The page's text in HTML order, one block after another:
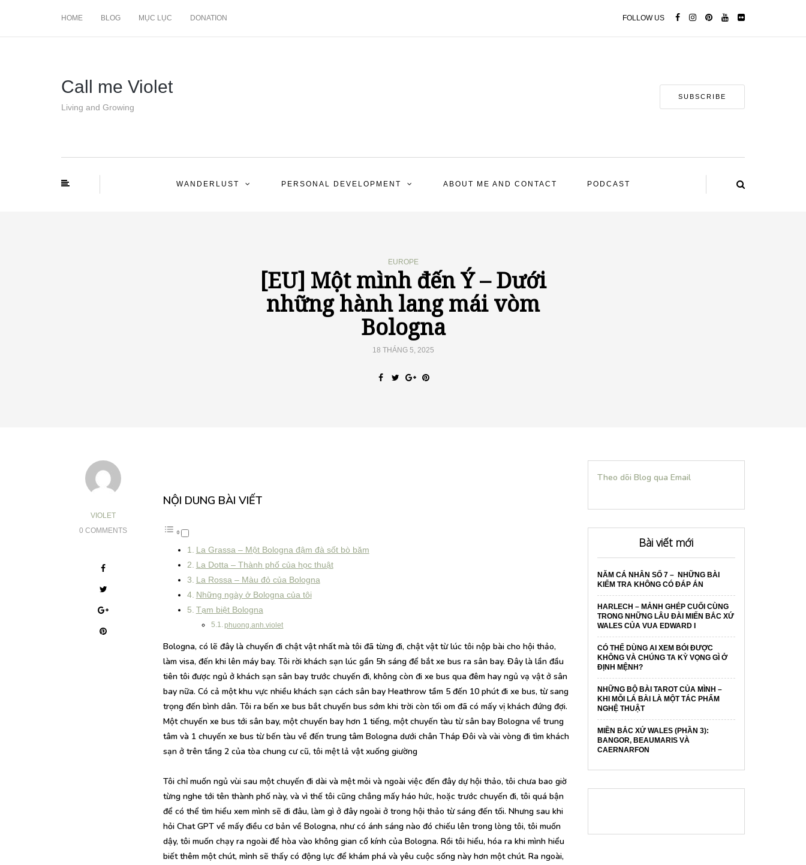
HOME BLOG MỤC LỤC DONATION FOLLOW US
Call me Violet
Living and Growing
SUBSCRIBE
WANDERLUST PERSONAL DEVELOPMENT ABOUT ME AND CONTACT PODCAST
EUROPE
[EU] Một mình đến Ý – Dưới
những hành lang mái vòm
Bologna
18 THÁNG 5, 2025
VIOLET
0 COMMENTS
NỘI DUNG BÀI VIẾT
La Grassa – Một Bologna đậm đà sốt bò băm
La Dotta – Thành phố của học thuật
La Rossa – Màu đỏ của Bologna
Những ngày ở Bologna của tôi
Tạm biệt Bologna
phuong.anh.violet
Bologna, có lẽ đây là chuyến đi chật vật nhất mà tôi đã từng đi, chật vật từ lúc tôi nộp bài cho hội thảo,
làm visa, đến khi lên máy bay. Tôi rời khách sạn lúc gần 5h sáng để bắt xe bus ra sân bay. Đây là lần đầu
tiên tôi được ngủ ở khách sạn sân bay trước chuyến đi, không còn đi xe bus qua đêm hay ngủ vạ vật ở sân
bay nữa. Có cả một khu vực nhiều khách sạn cách sân bay Heathrow tầm 5 đến 10 phút đi xe bus, từ sang
trọng đến bình dân. Tôi ra bến xe bus bắt chuyến bus sớm khi trời còn tối om đã có mấy vị khách đứng đợi.
Một chuyến xe bus tới sân bay, một chuyến bay hơn 1 tiếng, một chuyến tàu từ sân bay Bologna về trung
tâm và 1 chuyến xe bus từ bến tàu về đến trung tâm Bologna dưới chân Tháp Đôi và vài vòng đi tìm khách
sạn ở trên tầng 2 của tòa chung cư cũ, tôi mệt lả vật xuống giường
Tôi chỉ muốn ngủ vùi sau một chuyến đi dài và mệt mỏi và ngoài việc đến đây dự hội thảo, tôi chưa bao giờ
từng nghe tới tên thành phố này, và vì thế tôi cũng chẳng mấy háo hức, hoặc trước chuyến đi, tôi quá bận
để có thể tìm hiểu xem mình sẽ đi đâu, làm gì ở đây ngoài ở trong hội thảo từ sáng đến tối. Nhưng sau khi
hỏi Chat GPT về mấy điều cơ bản về Bologna, như có ánh sáng nào đó chiếu lên trong lòng tôi, tôi muốn
dậy, tôi muốn chạy ra ngoài để hòa vào không gian cổ kính của Bologna. Rồi tôi hiểu, hóa ra khi mình hiểu
biết thêm một chút, mình sẽ thấy có động lực để khám phá và yêu cuộc sống này hơn một chút. Ra ngoài,
Theo dõi Blog qua Email
Bài viết mới
NĂM CÁ NHÂN SỐ 7 – NHỮNG BÀI
KIỂM TRA KHÔNG CÓ ĐÁP ÁN
HARLECH – MẢNH GHÉP CUỐI CÙNG
TRONG NHỮNG LÂU ĐÀI MIẾN BẮC XỨ
WALES CỦA VUA EDWARD I
CÓ THỂ DÙNG AI XEM BÓI ĐƯỢC
KHÔNG VÀ CHÚNG TA KỲ VỌNG GÌ Ở
ĐỊNH MỆNH?
NHỮNG BỘ BÀI TAROT CỦA MÌNH –
KHI MỖI LÁ BÀI LÀ MỘT TÁC PHẨM
NGHỆ THUẬT
MIỀN BẮC XỨ WALES (PHẦN 3):
BANGOR, BEAUMARIS VÀ
CAERNARFON